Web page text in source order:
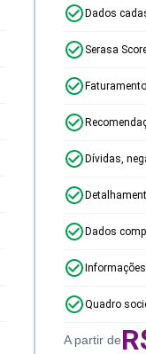
Dados
Serasa
Dívidas,
Dados
Quadro
A partir de